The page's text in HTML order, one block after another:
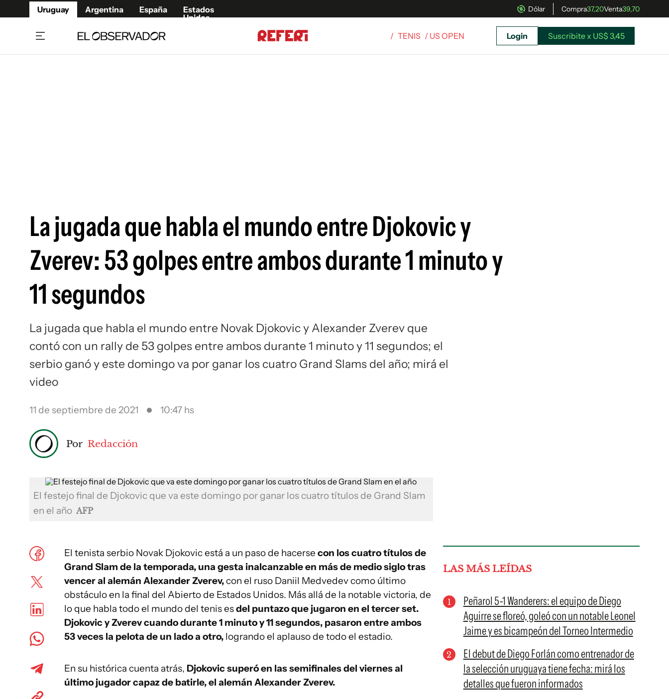
Uruguay Argentina España
Estados
Unidos
Dólar Compra37,20Venta39,70
Siguenos en:
/ TENIS / US OPEN Login Suscribite x US$ 3,45
La jugada que habla el mundo entre Djokovic y
Zverev: 53 golpes entre ambos durante 1 minuto y
11 segundos
La jugada que habla el mundo entre Novak Djokovic y Alexander Zverev que
contó con un rally de 53 golpes entre ambos durante 1 minuto y 11 segundos; el
serbio ganó y este domingo va por ganar los cuatro Grand Slams del año; mirá el
video
11 de septiembre de 2021 10:47 hs
Por Redacción
El festejo final de Djokovic que va este domingo por ganar los cuatro títulos de Grand Slam
en el año AFP
El tenista serbio Novak Djokovic está a un paso de hacerse con los cuatro títulos de
Grand Slam de la temporada, una gesta inalcanzable en más de medio siglo tras
vencer al alemán Alexander Zverev,con el ruso Daniil Medvedev como último
obstáculo en la final del Abierto de Estados Unidos. Más allá de la notable victoria, de
lo que habla todo el mundo del tenis esdel puntazo que jugaron en el tercer set.
Djokovic y Zverev cuando durante 1 minuto y 11 segundos, pasaron entre ambos
53 veces la pelota de un lado a otro, logrando el aplauso de todo el estadio.
En su histórica cuenta atrás, Djokovic superó en las semifinales del viernes al
último jugador capaz de batirle, el alemán Alexander Zverev.
LAS MÁS LEÍDAS
Peñarol 5-1 Wanderers: el equipo de Diego
Aguirre se floreó, goleó con un notable Leonel
Jaime y es bicampeón del Torneo Intermedio
El debut de Diego Forlán como entrenador de
la selección uruguaya tiene fecha: mirá los
detalles que fueron informados